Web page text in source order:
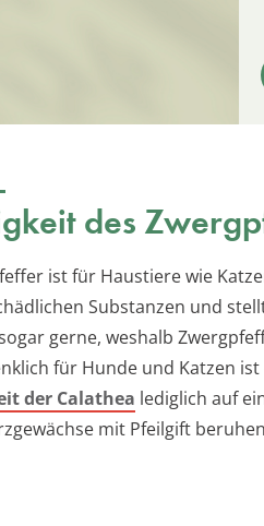
des
ist für Haustiere wie
Substanzen und
gerne, weshalb
für Hunde und Katzen ist
der Calathea lediglich auf
mit Pfeilgift